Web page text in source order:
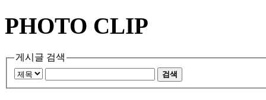
PHOTO CLIP
게시글 검색
검색